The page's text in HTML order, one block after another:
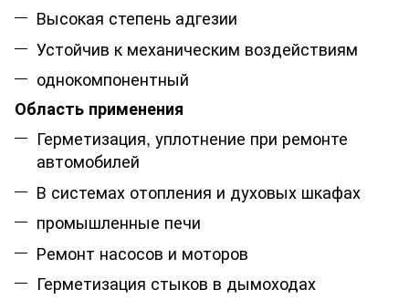
Высокая степень адгезии
Устойчив к механическим воздействиям
однокомпонентный
Область применения
Герметизация, уплотнение при ремонте
автомобилей
В системах отопления и духовых шкафах
промышленные печи
Ремонт насосов и моторов
Герметизация стыков в дымоходах